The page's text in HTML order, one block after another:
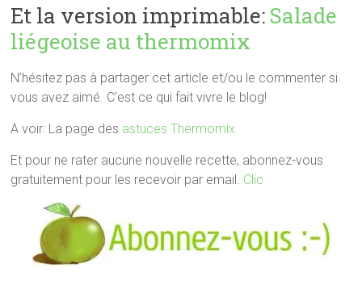
Et la version imprimable: Salade
liégeoise au thermomix
N’hésitez pas à partager cet article et/ou le commenter si
vous avez aimé. C’est ce qui fait vivre le blog!
A voir: La page des astuces Thermomix
Et pour ne rater aucune nouvelle recette, abonnez-vous
gratuitement pour les recevoir par email. Clic